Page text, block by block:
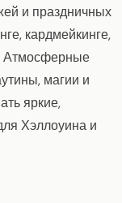
и праздничных
кардмейкинге,
Атмосферные
магии и
яркие,
Хэллоуина и